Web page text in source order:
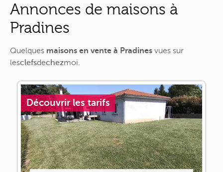
Annonces de maisons à
Pradines
Quelques maisons en vente à Pradines vues sur
lesclefsdechezmoi.
Découvrir les tarifs